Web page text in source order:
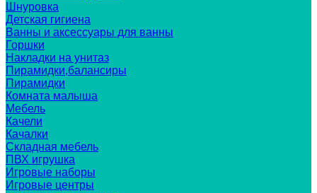
Шнуровка
Детская гигиена
Ванны и аксессуары для ванны
Горшки
Накладки на унитаз
Пирамидки,балансиры
Пирамидки
Комната малыша
Мебель
Качели
Качалки
Складная мебель
ПВХ игрушка
Игровые наборы
Игровые центры